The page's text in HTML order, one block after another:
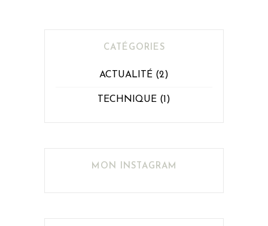
CATÉGORIES
ACTUALITÉ (2)
TECHNIQUE (1)
MON INSTAGRAM